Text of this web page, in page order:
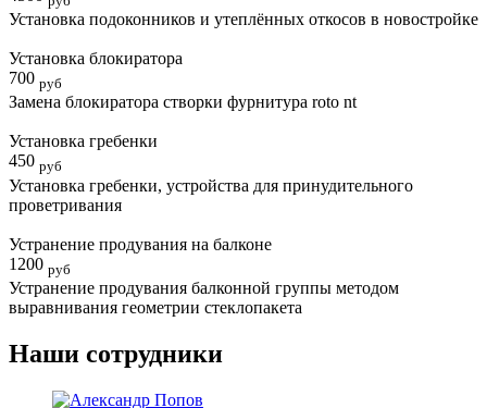
Установка подоконников и утеплённых откосов в новостройке
Установка блокиратора
700 руб
Замена блокиратора створки фурнитура roto nt
Установка гребенки
450 руб
Установка гребенки, устройства для принудительного
проветривания
Устранение продувания на балконе
1200 руб
Устранение продувания балконной группы методом
выравнивания геометрии стеклопакета
Наши сотрудники